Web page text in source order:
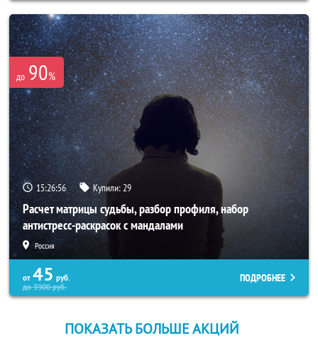
до 90%
15:26:55 Купили:29
Расчет матрицы судьбы, разбор профиля, набор
антистресс-раскрасок с мандалами
Россия
от 45 руб.
до3900руб.
ПОДРОБНЕЕ
ПОКАЗАТЬ БОЛЬШЕ АКЦИЙ